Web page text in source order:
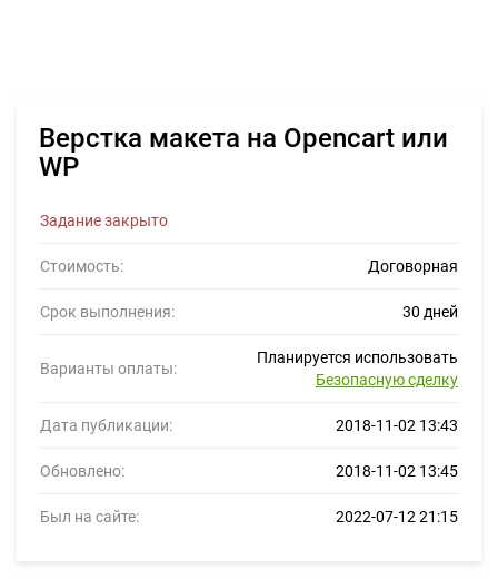
Верстка макета на Opencart или
WP
Задание закрыто
Стоимость: Договорная
Срок выполнения: 30 дней
Варианты оплаты:
Планируется использовать
Безопасную сделку
Дата публикации: 2018-11-02 13:43
Обновлено: 2018-11-02 13:45
Был на сайте: 2022-07-12 21:15